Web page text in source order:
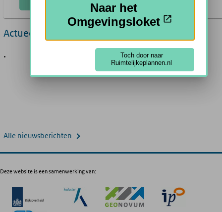
Actueel
.
Alle nieuwsberichten
Deze website is een samenwerking van:
Naar het
Omgevingsloket
Toch door naar
Ruimtelijkeplannen.nl